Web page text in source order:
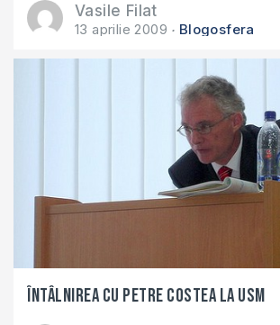
Vasile Filat
13 aprilie 2009 Blogosfera
Întâlnirea cu Petre Costea la USM